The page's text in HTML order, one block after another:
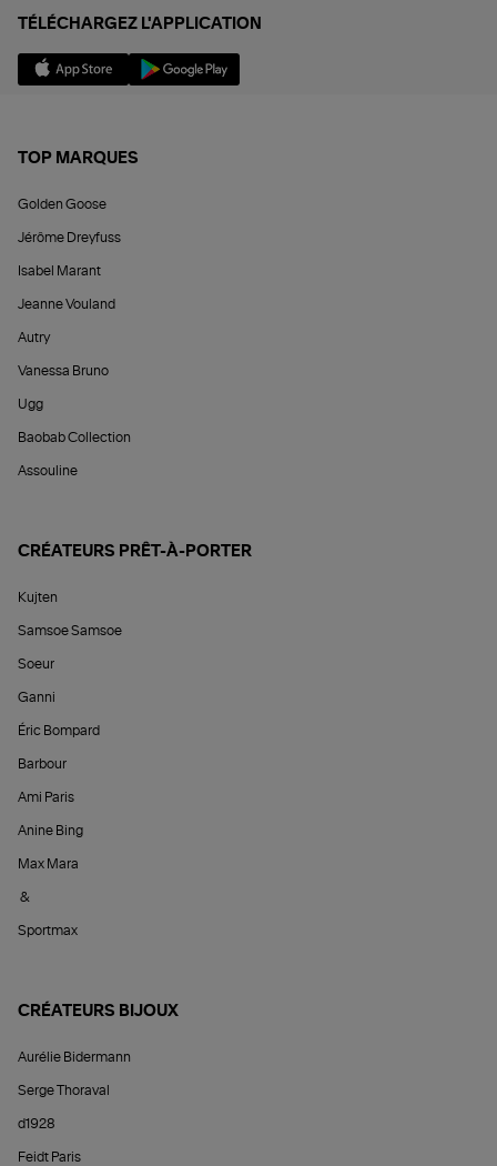
TÉLÉCHARGEZ L'APPLICATION
TOP MARQUES
Golden Goose
Jérôme Dreyfuss
Isabel Marant
Jeanne Vouland
Autry
Vanessa Bruno
Ugg
Baobab Collection
Assouline
CRÉATEURS PRÊT-À-PORTER
Kujten
Samsoe Samsoe
Soeur
Ganni
Éric Bompard
Barbour
Ami Paris
Anine Bing
Max Mara
&
Sportmax
CRÉATEURS BIJOUX
Aurélie Bidermann
Serge Thoraval
d1928
Feidt Paris